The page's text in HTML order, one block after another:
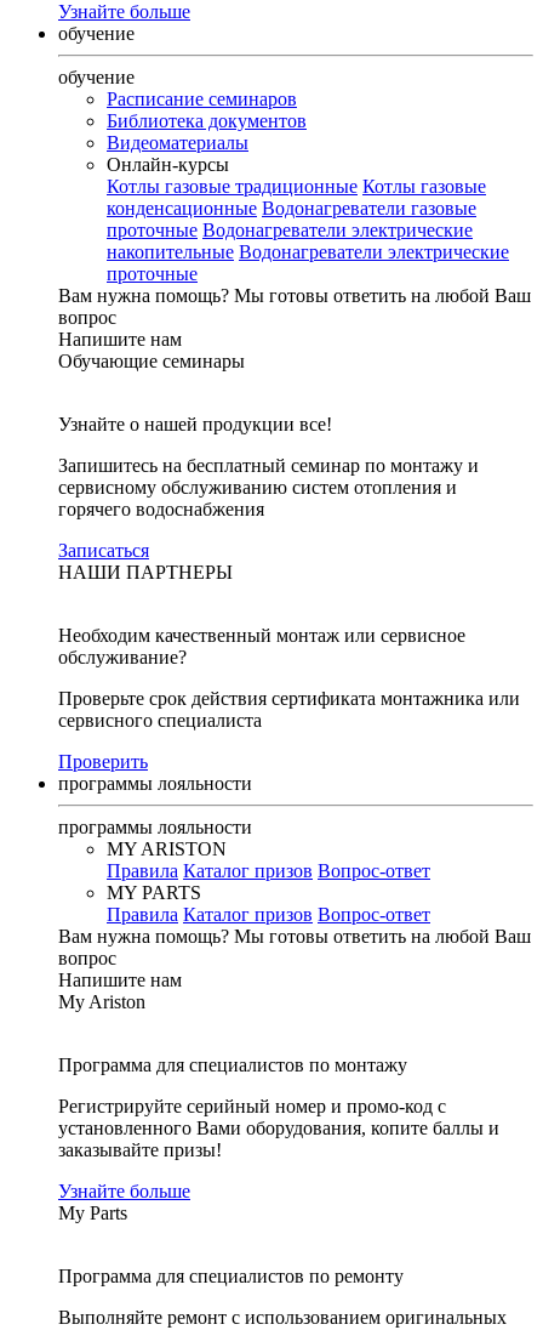
Узнайте больше
обучение
обучение
Расписание семинаров
Библиотека документов
Видеоматериалы
Онлайн-курсы
Котлы газовые традиционные Котлы газовые
конденсационные Водонагреватели газовые
проточные Водонагреватели электрические
накопительные Водонагреватели электрические
проточные
Вам нужна помощь? Мы готовы ответить на любой Ваш
вопрос
Напишите нам
Обучающие семинары
Узнайте о нашей продукции все!
Запишитесь на бесплатный семинар по монтажу и
сервисному обслуживанию систем отопления и
горячего водоснабжения
Записаться
НАШИ ПАРТНЕРЫ
Необходим качественный монтаж или сервисное
обслуживание?
Проверьте срок действия сертификата монтажника или
сервисного специалиста
Проверить
программы лояльности
программы лояльности
MY ARISTON
Правила Каталог призов Вопрос-ответ
MY PARTS
Правила Каталог призов Вопрос-ответ
Вам нужна помощь? Мы готовы ответить на любой Ваш
вопрос
Напишите нам
My Ariston
Программа для специалистов по монтажу
Регистрируйте серийный номер и промо-код с
установленного Вами оборудования, копите баллы и
заказывайте призы!
Узнайте больше
My Parts
Программа для специалистов по ремонту
Выполняйте ремонт с использованием оригинальных